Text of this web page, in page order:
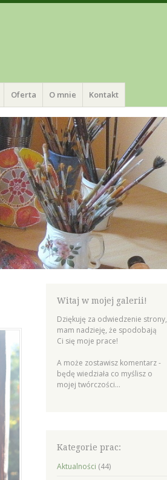
Oferta O mnie Kontakt
Witaj w mojej galerii!
Dziękuję za odwiedzenie strony,
mam nadzieję, że spodobają
Ci się moje prace!
A może zostawisz komentarz -
będę wiedziała co myślisz o
mojej twórczości...
Kategorie prac:
Aktualności (44)